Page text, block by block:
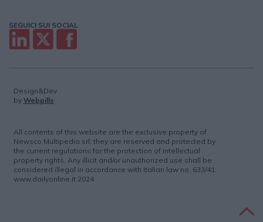
SEGUICI SUI SOCIAL
Design&Dev
by Webpills
All contents of this website are the exclusive property of
Newsco Multipedia srl; they are reserved and protected by
the current regulations for the protection of intellectual
property rights. Any illicit and/or unauthorized use shall be
considered illegal in accordance with Italian law no. 633/41.
www.dailyonline.it 2024